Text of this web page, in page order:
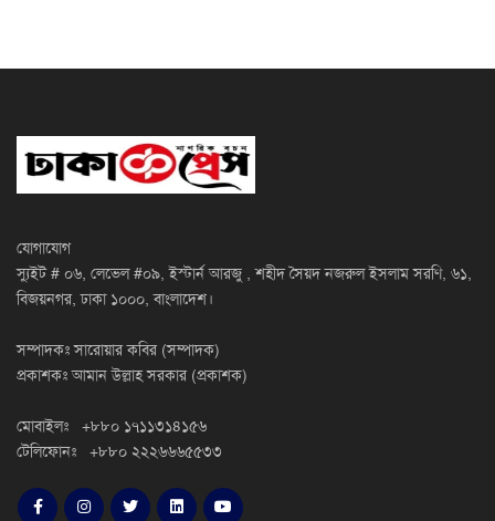
যোগাযোগ
স্যুইট # ০৬, লেভেল #০৯, ইস্টার্ন আরজু , শহীদ সৈয়দ নজরুল ইসলাম সরণি, ৬১,
বিজয়নগর, ঢাকা ১০০০, বাংলাদেশ।
সম্পাদকঃ সারোয়ার কবির (সম্পাদক)
প্রকাশকঃ আমান উল্লাহ সরকার (প্রকাশক)
মোবাইলঃ +৮৮০ ১৭১১৩১৪১৫৬
টেলিফোনঃ +৮৮০ ২২২৬৬৬৫৫৩৩